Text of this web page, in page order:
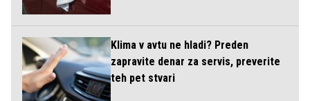
Klima v avtu ne hladi? Preden
zapravite denar za servis, preverite
teh pet stvari